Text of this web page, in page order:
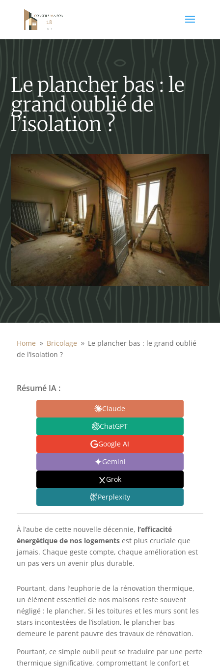
Le plancher bas : le
grand oublié de
l’isolation ?
Home 9 Bricolage 9 Le plancher bas : le grand oublié
de l’isolation ?
Résumé IA :
Claude
ChatGPT
Google AI
Gemini
Grok
Perplexity
À l’aube de cette nouvelle décennie, l’efficacité
énergétique de nos logementsest plus cruciale que
jamais. Chaque geste compte, chaque amélioration est
un pas vers un avenir plus durable.
Pourtant, dans l’euphorie de la rénovation thermique,
un élément essentiel de nos maisons reste souvent
négligé : le plancher. Si les toitures et les murs sont les
stars incontestées de l’isolation, le plancher bas
demeure le parent pauvre des travaux de rénovation.
Pourtant, ce simple oubli peut se traduire par une perte
thermique significative, compromettant le confort et